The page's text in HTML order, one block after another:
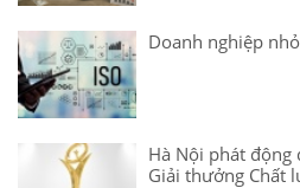
Doanh nghiệp
Hà Nội phát động
Giải thưởng Chất